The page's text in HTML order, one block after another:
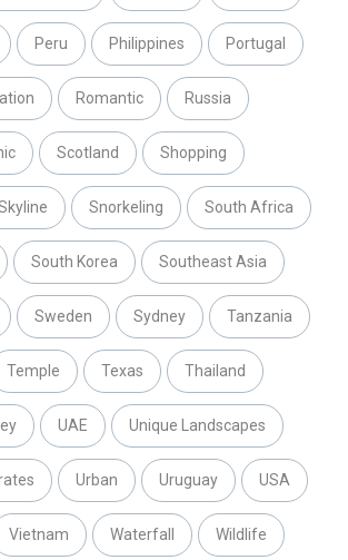
Peru Philippines Portugal
Romantic Russia
Scotland Shopping
Snorkeling South Africa
South Korea Southeast Asia
Sweden Sydney Tanzania
Temple Texas Thailand
UAE Unique Landscapes
Urban Uruguay USA
Vietnam Waterfall Wildlife